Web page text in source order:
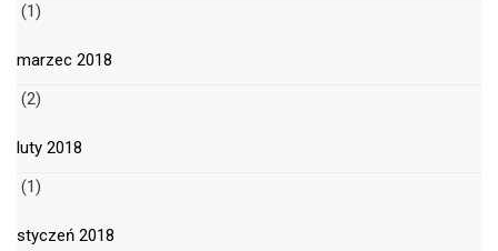
(1)
marzec 2018
(2)
luty 2018
(1)
styczeń 2018